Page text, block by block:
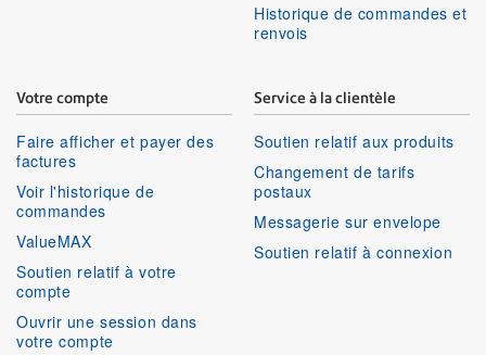
Historique de commandes et
renvois
Votre compte
Faire afficher et payer des
factures
Voir l'historique de
commandes
ValueMAX
Soutien relatif à votre
compte
Ouvrir une session dans
votre compte
Service à la clientèle
Soutien relatif aux produits
Changement de tarifs
postaux
Messagerie sur envelope
Soutien relatif à connexion